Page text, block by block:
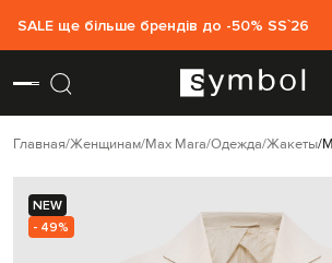
SALE ще більше брендів до -50% SS`26
Главная Женщинам Max Mara Одежда Жакеты
NEW
- 49%